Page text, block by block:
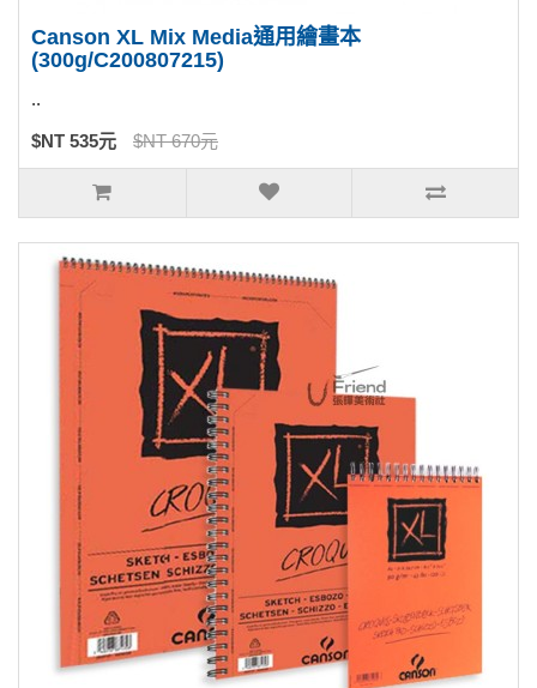
Canson XL Mix Media通用繪畫本
(300g/C200807215)
..
$NT 535元 $NT 670元